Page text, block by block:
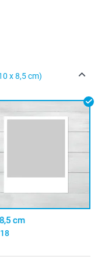
x 8,5 cm)
cm